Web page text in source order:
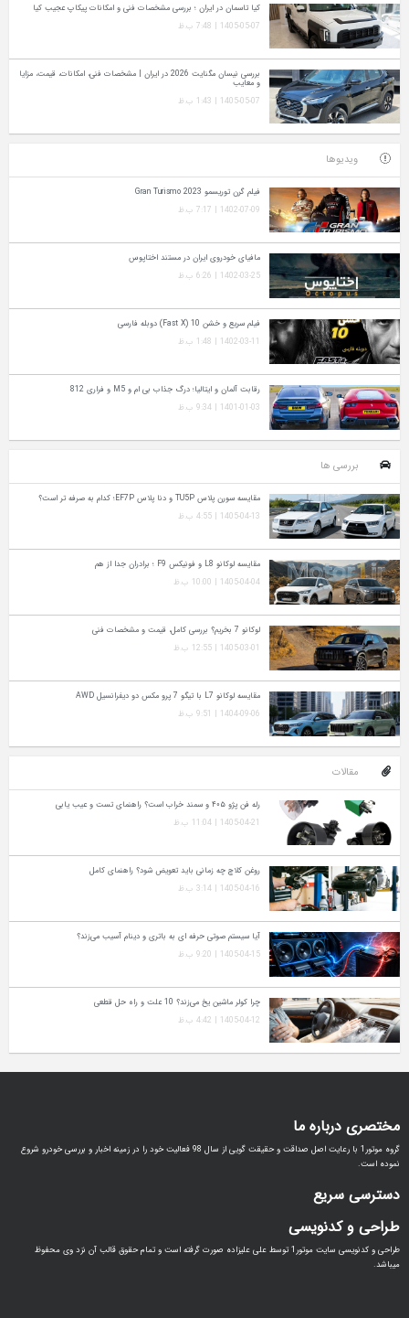
کیا تاسمان در ایران ؛ بررسی مشخصات فنی و امکانات پیکاپ عجیب کیا
1405-05-07 | 7:48 ب.ظ
بررسی نیسان مگنایت 2026 در ایران | مشخصات فنی، امکانات، قیمت، مزایا
و معایب
1405-05-07 | 1:43 ب.ظ
ویدیوها
فیلم گرن توریسمو Gran Turismo 2023
1402-07-09 | 7:17 ب.ظ
مافیای خودروی ایران در مستند اختاپوس
1402-03-25 | 6:26 ب.ظ
فیلم سریع و خشن 10 (Fast X) دوبله فارسی
1402-03-11 | 1:48 ب.ظ
رقابت آلمان و ایتالیا؛ درگ جذاب بی ام و M5 و فراری 812
1401-01-03 | 9:34 ب.ظ
بررسی ها
مقایسه سورن پلاس TU5P و دنا پلاس EF7P؛ کدام به‌ صرفه‌ تر است؟
1405-04-13 | 4:55 ب.ظ
مقایسه لوکانو L8 و فونیکس F9 ؛ برادران جدا از هم
1405-04-04 | 10:00 ب.ظ
لوکانو 7 بخریم؟ بررسی کامل، قیمت و مشخصات فنی
1405-03-01 | 12:55 ب.ظ
مقایسه لوکانو L7 با تیگو 7 پرو مکس دو دیفرانسیل AWD
1404-09-06 | 9:51 ب.ظ
مقالات
رله فن پژو ۴۰۵ و سمند خراب است؟ راهنمای تست و عیب‌ یابی
1405-04-21 | 11:04 ب.ظ
روغن کلاچ چه زمانی باید تعویض شود؟ راهنمای کامل
1405-04-16 | 3:14 ب.ظ
آیا سیستم صوتی حرفه‌ ای به باتری و دینام آسیب می‌زند؟
1405-04-15 | 9:20 ب.ظ
چرا کولر ماشین یخ می‌زند؟ 10 علت و راه‌ حل قطعی
1405-04-12 | 4:42 ب.ظ
مختصری درباره ما
گروه موتور1 با رعایت اصل صداقت و حقیقت گویی از سال 98 فعالیت خود را در زمینه اخبار و بررسی خودرو شروع
نموده است.
دسترسی سریع
طراحی و کدنویسی
طراحی و کدنویسی سایت موتور1 توسط علی علیزاده صورت گرفته است و تمام حقوق قالب آن نزد وی محفوظ
میباشد.